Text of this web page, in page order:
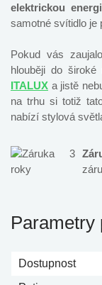
elektrickou
samotné svítidlo je
Pokud vás
hlouběji do
ITALUX a jistě
na trhu si totiž
nabízí stylová
Parametry
Dostupnost